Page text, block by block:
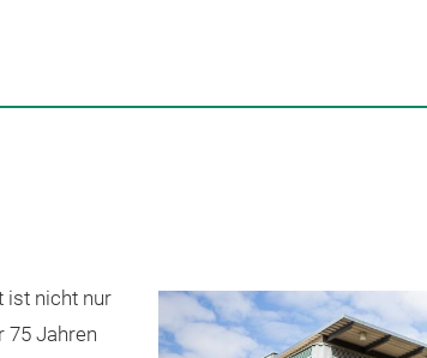
ist nicht nur
75 Jahren